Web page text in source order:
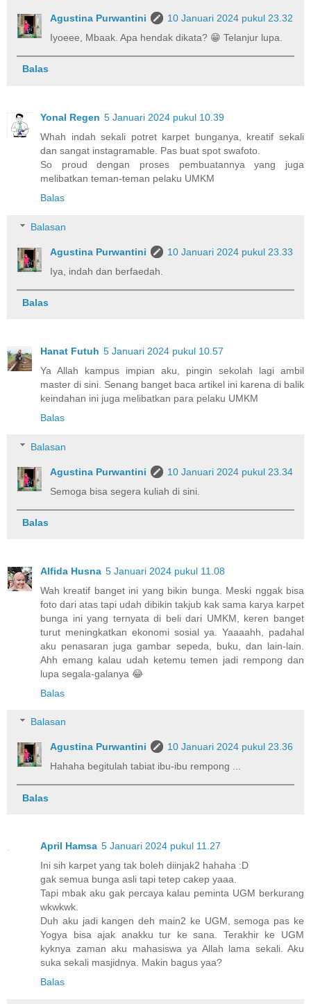
Agustina Purwantini
10 Januari 2024 pukul 23.32
Iyoeee, Mbaak. Apa hendak dikata? 😁 Telanjur lupa.
Balas
Yonal Regen 5 Januari 2024 pukul 10.39
Whah indah sekali potret karpet bunganya, kreatif sekali
dan sangat instagramable. Pas buat spot swafoto.
So proud dengan proses pembuatannya yang juga
melibatkan teman-teman pelaku UMKM
Balas
Balasan
Agustina Purwantini
10 Januari 2024 pukul 23.33
Iya, indah dan berfaedah.
Balas
Hanat Futuh 5 Januari 2024 pukul 10.57
Ya Allah kampus impian aku, pingin sekolah lagi ambil
master di sini. Senang banget baca artikel ini karena di balik
keindahan ini juga melibatkan para pelaku UMKM
Balas
Balasan
Agustina Purwantini
10 Januari 2024 pukul 23.34
Semoga bisa segera kuliah di sini.
Balas
Alfida Husna 5 Januari 2024 pukul 11.08
Wah kreatif banget ini yang bikin bunga. Meski nggak bisa
foto dari atas tapi udah dibikin takjub kak sama karya karpet
bunga ini yang ternyata di beli dari UMKM, keren banget
turut meningkatkan ekonomi sosial ya. Yaaaahh, padahal
aku penasaran juga gambar sepeda, buku, dan lain-lain.
Ahh emang kalau udah ketemu temen jadi rempong dan
lupa segala-galanya 😂
Balas
Balasan
Agustina Purwantini
10 Januari 2024 pukul 23.36
Hahaha begitulah tabiat ibu-ibu rempong ...
Balas
April Hamsa 5 Januari 2024 pukul 11.27
Ini sih karpet yang tak boleh diinjak2 hahaha :D
gak semua bunga asli tapi tetep cakep yaaa.
Tapi mbak aku gak percaya kalau peminta UGM berkurang
wkwkwk.
Duh aku jadi kangen deh main2 ke UGM, semoga pas ke
Yogya bisa ajak anakku tur ke sana. Terakhir ke UGM
kyknya zaman aku mahasiswa ya Allah lama sekali. Aku
suka sekali masjidnya. Makin bagus yaa?
Balas